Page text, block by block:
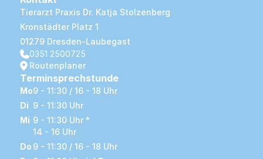
Tierarzt Praxis Dr. Katja Stolzenberg
Kronstädter Platz 1
01279 Dresden-Laubegast
0351 2500725
Routenplaner
Terminsprechstunde
Mo
Di
Mi
Do
9 - 11:30 / 16 - 18 Uhr
9 - 11:30 Uhr
9 - 11:30 Uhr *
14 - 16 Uhr
9 - 11:30 / 16 - 18 Uhr